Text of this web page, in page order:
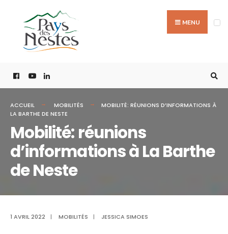
MENU
ACCUEIL MOBILITÉS
MOBILITÉ: RÉUNIONS D’INFORMATIONS À
LA BARTHE DE NESTE
Mobilité: réunions
d’informations à La Barthe
de Neste
1 AVRIL 2022 | MOBILITÉS | JESSICA SIMOES